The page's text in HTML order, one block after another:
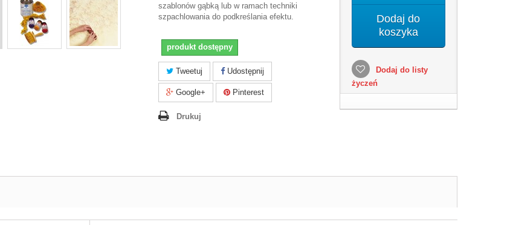
szablonów gąbką lub w ramach techniki
szpachlowania do podkreślania efektu.
produkt dostępny
Tweetuj Udostępnij
Google+ Pinterest
Drukuj
Dodaj do
koszyka
Dodaj do listy
życzeń